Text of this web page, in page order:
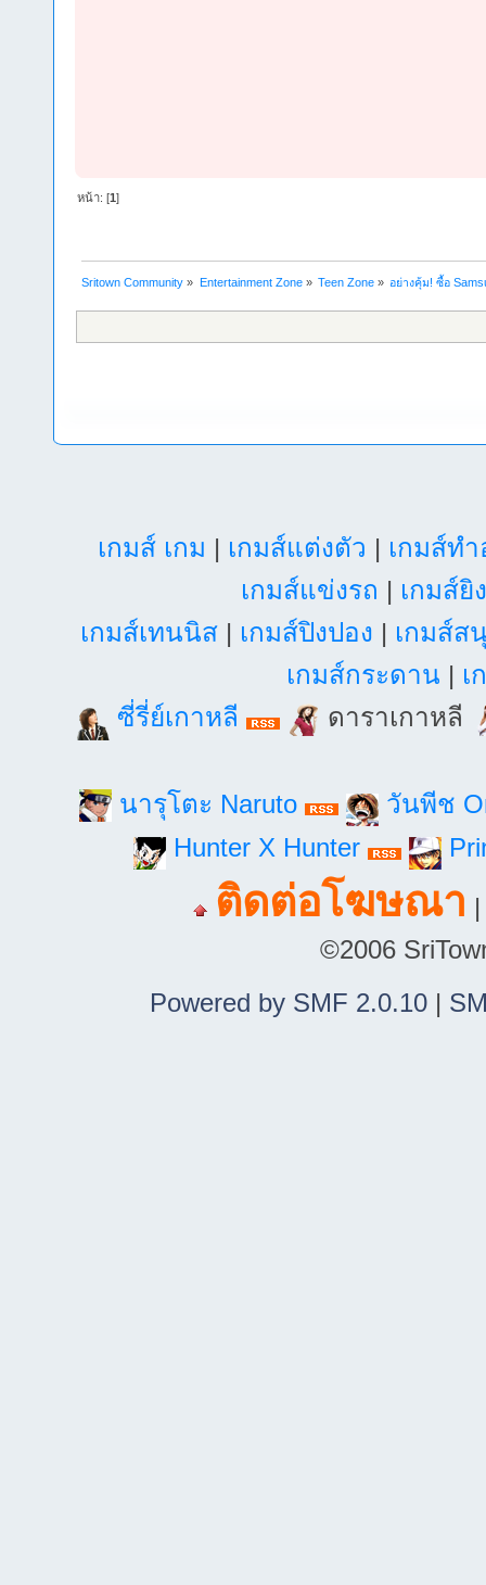
หน้า: [1]
Sritown Community » Entertainment Zone» Teen Zone» อย่างคุ้ม! ซื้อ
เกมส์ เกม | เกมส์แต่งตัว | เกมส์ท
เกมส์แข่งรถ | เกมส์ยิ
เกมส์เทนนิส| เกมส์ปิงปอง | เกมส์ส
เกมส์กระดาน | เ
ซี่รี่ย์เกาหลี
ดาราเกาหลี
นารุโตะ Naruto
วันพีช
Hunter X Hunter
ติดต่อโฆษณา
©2006
Powered by SMF 2.0.10|